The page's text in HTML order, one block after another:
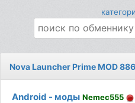
Nova Launcher Prime MOD
Android - моды Nemec555